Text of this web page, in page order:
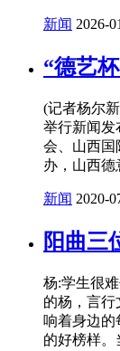
新闻 2026-
“德艺
(记者杨尔
举行新闻发
会、山西国
办，山西德
新闻 2020-
阳曲三
杨:学生很
的杨，言
响着身边的
的好榜样。